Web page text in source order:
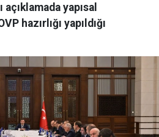
açıklamada yapısal
hazırlığı yapıldığı